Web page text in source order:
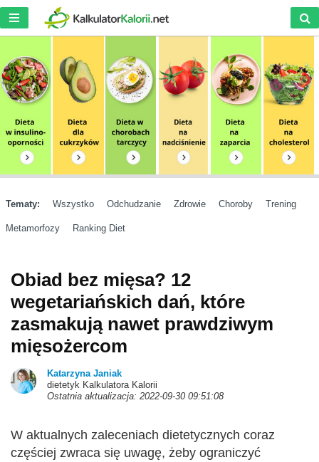
Tematy: Wszystko Odchudzanie Zdrowie Choroby Trening
Metamorfozy Ranking Diet
Obiad bez mięsa? 12
wegetariańskich dań, które
zasmakują nawet prawdziwym
mięsożercom
Katarzyna Janiak
dietetyk Kalkulatora Kalorii
Ostatnia aktualizacja: 2022-09-30 09:51:08
W aktualnych zaleceniach dietetycznych coraz
częściej zwraca się uwagę, żeby ograniczyć